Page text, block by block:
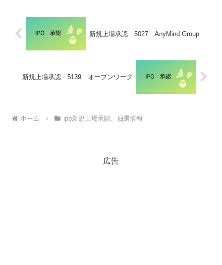
新規上場承認 5027 AnyMind Group
新規上場承認 5139 オープンワーク
ホーム ipo新規上場承認、抽選情報
広告